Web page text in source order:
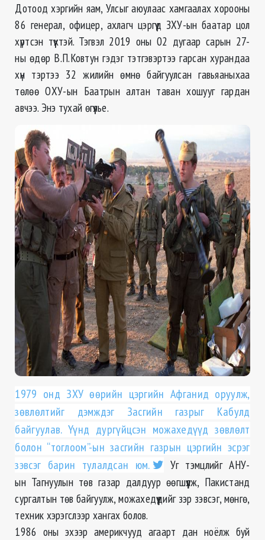
Дотоод хэргийн яам, Улсыг аюулаас хамгаалах хорооны
86 генерал, офицер, ахлагч цэргүүд ЗХУ-ын баатар цол
хүртсэн түүхтэй. Тэгвэл 2019 оны 02 дугаар сарын 27-
ны өдөр В.П.Ковтун гэдэг тэтгэвэртээ гарсан хурандаа
хүн тэртээ 32 жилийн өмнө байгуулсан гавьяаныхаа
төлөө ОХУ-ын Баатрын алтан таван хошууг гардан
авчээ. Энэ тухай өгүүлье.
1979 онд ЗХУ өөрийн цэргийн Афганид оруулж,
зөвлөлтийг дэмждэг Засгийн газрыг Кабулд
байгуулав. Үүнд дургүйцсэн можахедүүд зөвлөлт
болон “тоглоом”-ын засгийн газрын цэргийн эсрэг
зэвсэг барин тулалдсан юм.
Уг тэмцлийг АНУ-
ын Тагнуулын төв газар далдуур өөгшүүлж, Пакистанд
сургалтын төв байгуулж, можахедүүдийг зэр зэвсэг, мөнгө,
техник хэрэгслээр хангах болов.
1986 оны эхээр америкчууд агаарт дан ноёлж буй